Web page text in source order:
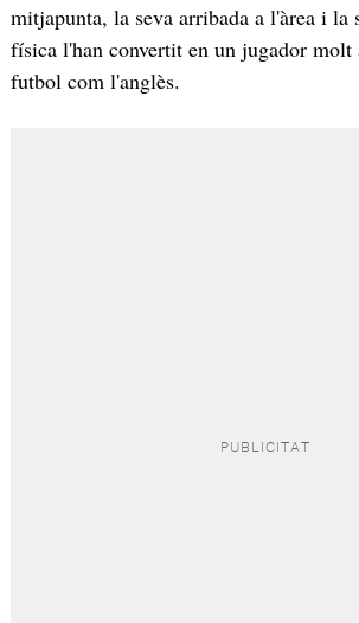
mitjapunta, la seva arribada a l'àrea i la
física l'han convertit en un jugador molt
futbol com l'anglès.